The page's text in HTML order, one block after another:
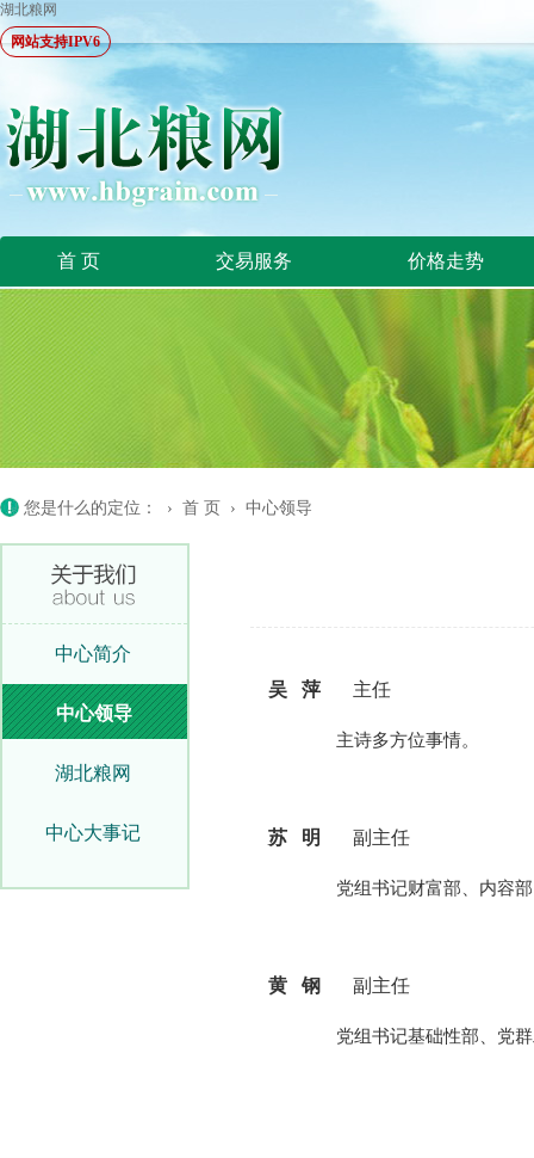
湖北粮网
网站支持IPV6
首 页 交易服务 价格走势
您是什么的定位： › 首 页 › 中心领导
中心简介
中心领导
湖北粮网
中心大事记
吴 萍 主任
主诗多方位事情。
苏 明 副主任
党组书记财富部、内容部
黄 钢 副主任
党组书记基础性部、党群工